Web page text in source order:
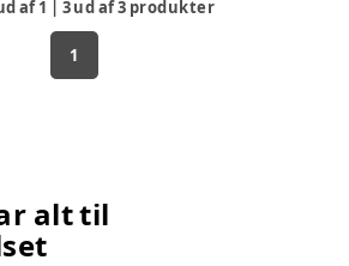
af1 | 3ud af3 produkter
1
alt til